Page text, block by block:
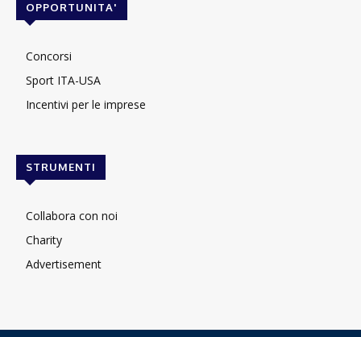
OPPORTUNITA'
Concorsi
Sport ITA-USA
Incentivi per le imprese
STRUMENTI
Collabora con noi
Charity
Advertisement